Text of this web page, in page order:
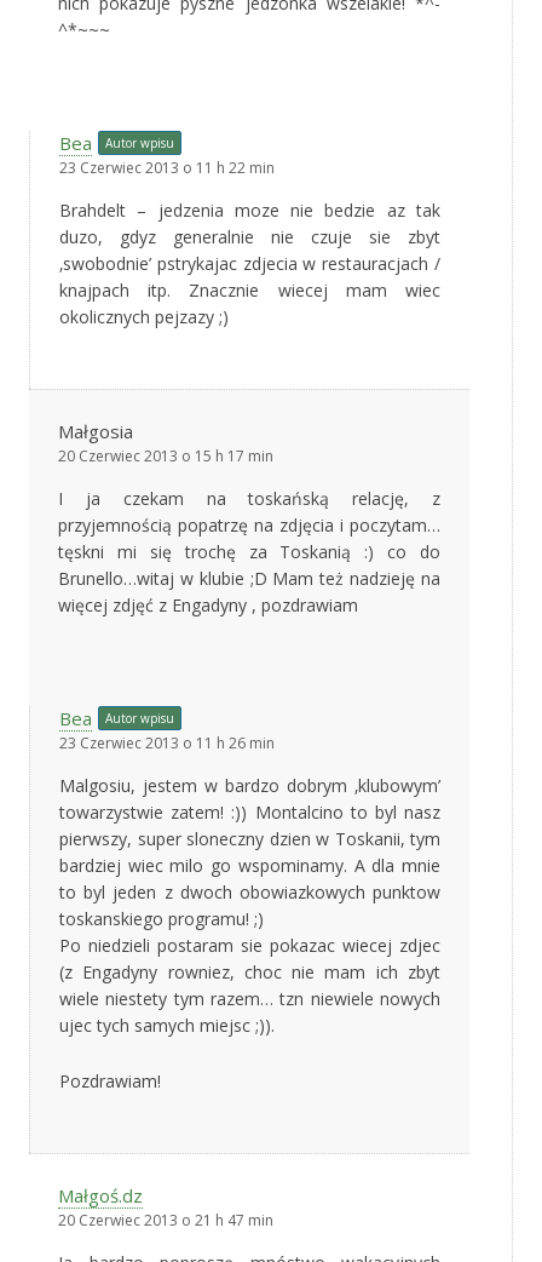
^*~~~
Bea Autor wpisu
23 Czerwiec 2013 o 11 h 22 min
Brahdelt – jedzenia moze nie bedzie az tak
duzo, gdyz generalnie nie czuje sie zbyt
‚swobodnie’ pstrykajac zdjecia w restauracjach /
knajpach itp. Znacznie wiecej mam wiec
okolicznych pejzazy ;)
Małgosia
20 Czerwiec 2013 o 15 h 17 min
I ja czekam na toskańską relację, z
przyjemnością popatrzę na zdjęcia i poczytam…
tęskni mi się trochę za Toskanią :) co do
Brunello…witaj w klubie ;D Mam też nadzieję na
więcej zdjęć z Engadyny , pozdrawiam
Bea Autor wpisu
23 Czerwiec 2013 o 11 h 26 min
Malgosiu, jestem w bardzo dobrym ‚klubowym’
towarzystwie zatem! :)) Montalcino to byl nasz
pierwszy, super sloneczny dzien w Toskanii, tym
bardziej wiec milo go wspominamy. A dla mnie
to byl jeden z dwoch obowiazkowych punktow
toskanskiego programu! ;)
Po niedzieli postaram sie pokazac wiecej zdjec
(z Engadyny rowniez, choc nie mam ich zbyt
wiele niestety tym razem… tzn niewiele nowych
ujec tych samych miejsc ;)).
Pozdrawiam!
Małgoś.dz
20 Czerwiec 2013 o 21 h 47 min